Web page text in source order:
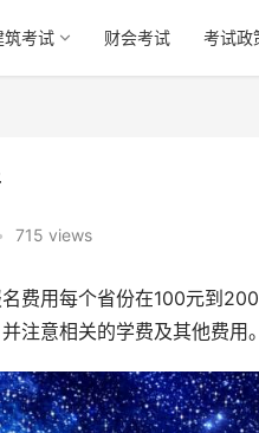
筑考试 财会考试 考试政
715 views
费用每个省份在100元到
注意相关的学费及其他费用。